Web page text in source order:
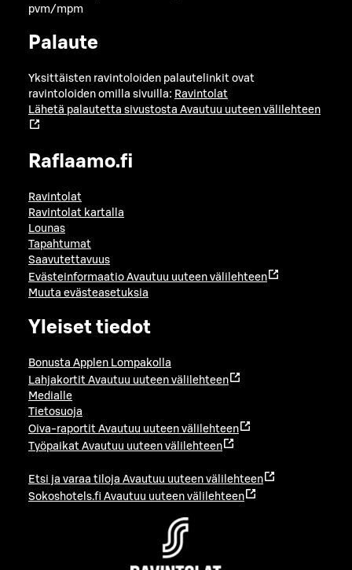
pvm/mpm
Palaute
Yksittäisten ravintoloiden palautelinkit ovat
ravintoloiden omilla sivuilla: Ravintolat
Lähetä palautetta sivustosta Avautuu uuteen välilehteen
Raflaamo.fi
Ravintolat
Ravintolat kartalla
Lounas
Tapahtumat
Saavutettavuus
Evästeinformaatio Avautuu uuteen välilehteen
Muuta evästeasetuksia
Yleiset tiedot
Bonusta Applen Lompakolla
Lahjakortit Avautuu uuteen välilehteen
Medialle
Tietosuoja
Oiva-raportit Avautuu uuteen välilehteen
Työpaikat Avautuu uuteen välilehteen
Etsi ja varaa tiloja Avautuu uuteen välilehteen
Sokoshotels.fi Avautuu uuteen välilehteen